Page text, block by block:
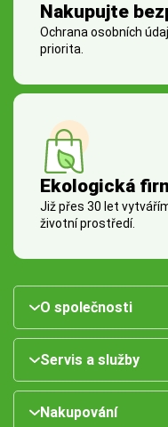
Nakupujte
Ochrana osobních
priorita.
Ekologická
Již přes 30 let
životní prostředí.
O společnosti
Servis a služby
Nakupování